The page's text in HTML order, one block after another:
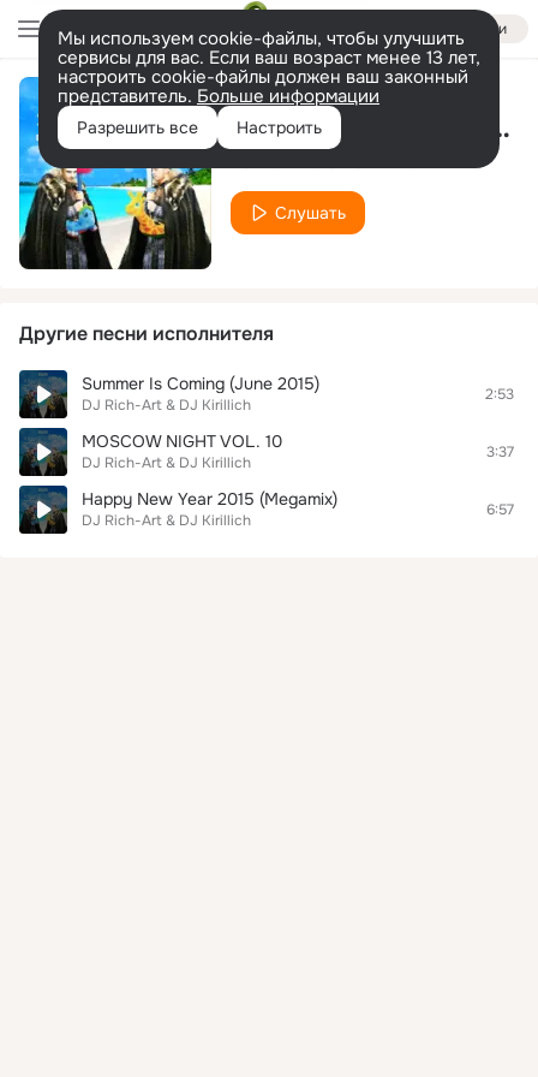
Войти
Мы используем cookie-файлы, чтобы улучшить
сервисы для вас. Если ваш возраст менее 13 лет,
настроить cookie-файлы должен ваш законный
представитель. Больше информации
Разрешить все Настроить Happy New Year 2015 (Megamix E
Слушать
Другие песни исполнителя
Summer Is Coming (June 2015)
DJ Rich-Art & DJ Kirillich
2:53
MOSCOW NIGHT VOL. 10
DJ Rich-Art & DJ Kirillich
3:37
Happy New Year 2015 (Megamix)
DJ Rich-Art & DJ Kirillich
6:57